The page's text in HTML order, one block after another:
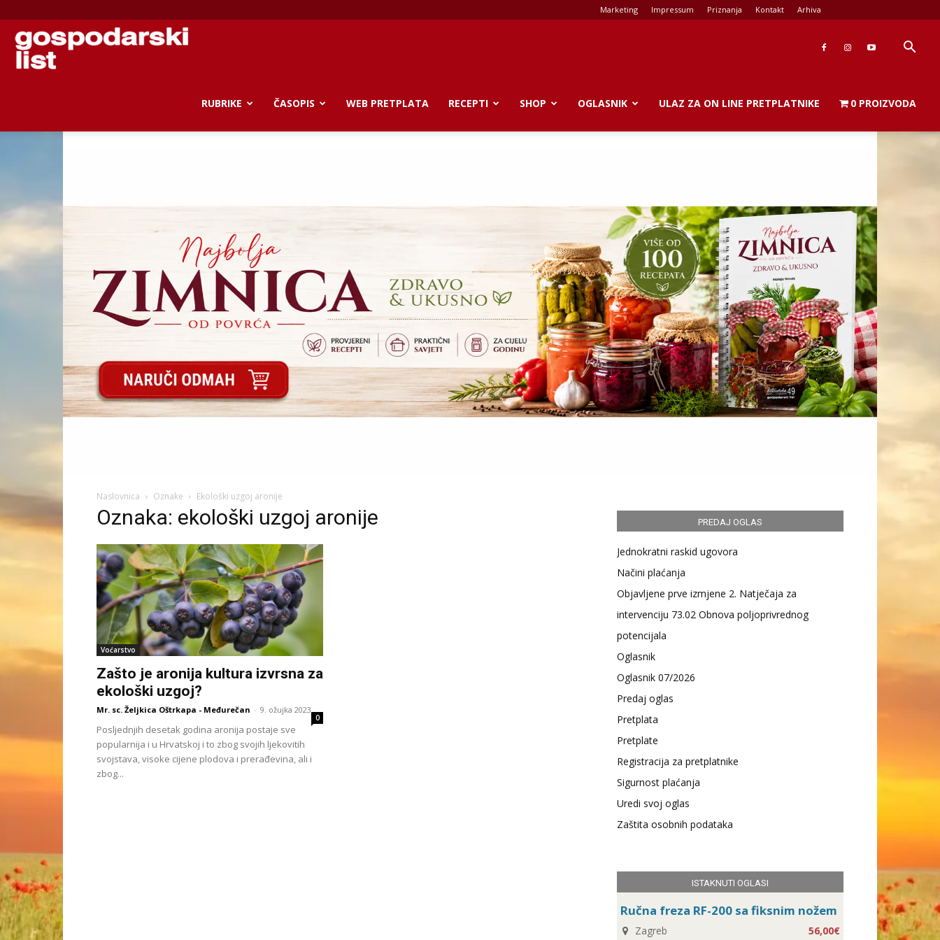
Marketing Impressum Priznanja Kontakt Arhiva
Gospodarski
RUBRIKE ČASOPIS WEB PRETPLATA RECEPTI SHOP OGLASNIK ULAZ ZA ON LINE PRETPLATNIKE 0 PROIZVODA
Naslovnica Oznake Ekološki uzgoj aronije
Oznaka: ekološki uzgoj aronije
Voćarstvo
Zašto je aronija kultura izvrsna za
ekološki uzgoj?
Mr. sc. Željkica Oštrkapa - Međurečan - 9. ožujka 2023.
0
Posljednjih desetak godina aronija postaje sve
popularnija i u Hrvatskoj i to zbog svojih ljekovitih
svojstava, visoke cijene plodova i prerađevina, ali i
zbog...
PREDAJ OGLAS
Jednokratni raskid ugovora
Načini plaćanja
Objavljene prve izmjene 2. Natječaja za
intervenciju 73.02 Obnova poljoprivrednog
potencijala
Oglasnik
Oglasnik 07/2026
Predaj oglas
Pretplata
Pretplate
Registracija za pretplatnike
Sigurnost plaćanja
Uredi svoj oglas
Zaštita osobnih podataka
ISTAKNUTI OGLASI
Ručna freza RF-200 sa fiksnim nožem
Zagreb 56,00€